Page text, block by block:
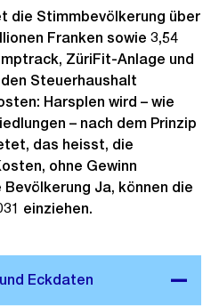
die Stimmbevölkerung über
Franken sowie 3,54
ZüriFit-Anlage und
Steuerhaushalt
Harsplen wird – wie
– nach dem Prinzip
das heisst, die
ohne Gewinn
Ja, können die
einziehen.